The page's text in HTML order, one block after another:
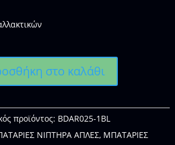
στο καλάθι
προϊόντος: BDAR025-1BL
ΝΙΠΤΗΡΑ ΑΠΛΕΣ, ΜΠΑΤΑΡΙΕΣ